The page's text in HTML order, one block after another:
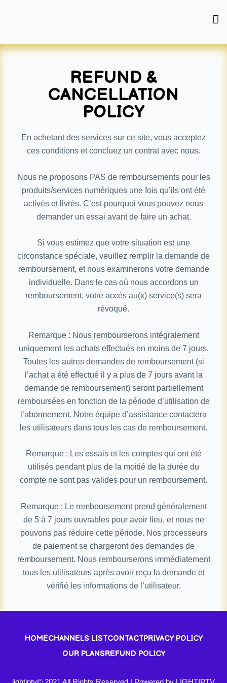
REFUND &
CANCELLATION
POLICY
En achetant des services sur ce site, vous acceptez
ces conditions et concluez un contrat avec nous.
Nous ne proposons PAS de remboursements pour les
produits/services numériques une fois qu’ils ont été
activés et livrés. C’est pourquoi vous pouvez nous
demander un essai avant de faire un achat.
Si vous estimez que votre situation est une
circonstance spéciale, veuillez remplir la demande de
remboursement, et nous examinerons votre demande
individuelle. Dans le cas où nous accordons un
remboursement, votre accès au(x) service(s) sera
révoqué.
Remarque : Nous rembourserons intégralement
uniquement les achats effectués en moins de 7 jours.
Toutes les autres demandes de remboursement (si
l’achat a été effectué il y a plus de 7 jours avant la
demande de remboursement) seront partiellement
remboursées en fonction de la période d’utilisation de
l’abonnement. Notre équipe d’assistance contactera
les utilisateurs dans tous les cas de remboursement.
Remarque : Les essais et les comptes qui ont été
utilisés pendant plus de la moitié de la durée du
compte ne sont pas valides pour un remboursement.
Remarque : Le remboursement prend généralement
de 5 à 7 jours ouvrables pour avoir lieu, et nous ne
pouvons pas réduire cette période. Nos processeurs
de paiement se chargeront des demandes de
remboursement. Nous rembourserons immédiatement
tous les utilisateurs après avoir reçu la demande et
vérifié les informations de l’utilisateur.
HOMECHANNELS LISTCONTACTPRIVACY POLICY
OUR PLANSREFUND POLICY